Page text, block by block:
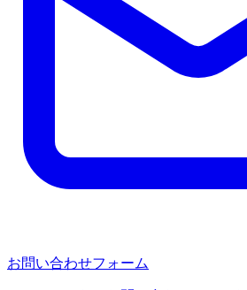
お問い合わせフォーム